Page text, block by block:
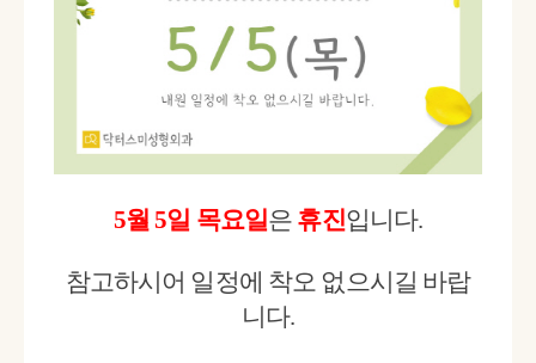
5월 5일 목요일은 휴진입니다.
참고하시어 일정에 착오 없으시길 바랍
니다.